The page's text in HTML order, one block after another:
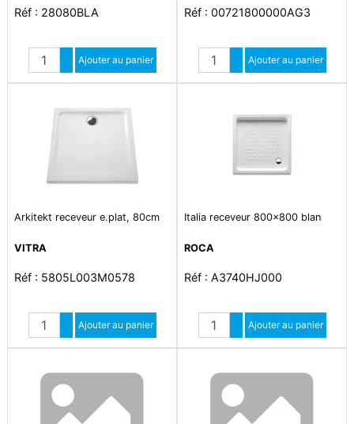
Réf : 28080BLA
Quantité
Augmenter quantité
Diminuer quantité
Ajouter au panier
Réf : 00721800000AG3
Quantité
Augmenter quantité
Diminuer quantité
Ajouter au panier
Arkitekt receveur e.plat, 80cm
VITRA
Réf : 5805L003M0578
Quantité
Augmenter quantité
Diminuer quantité
Ajouter au panier
Italia receveur 800x800 blan
ROCA
Réf : A3740HJ000
Quantité
Augmenter quantité
Diminuer quantité
Ajouter au panier